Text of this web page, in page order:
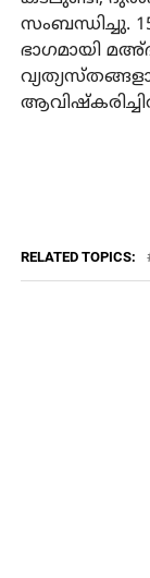
സംബന്ധിച്ചു.
ഭാഗമായി
RELATED TOPICS: